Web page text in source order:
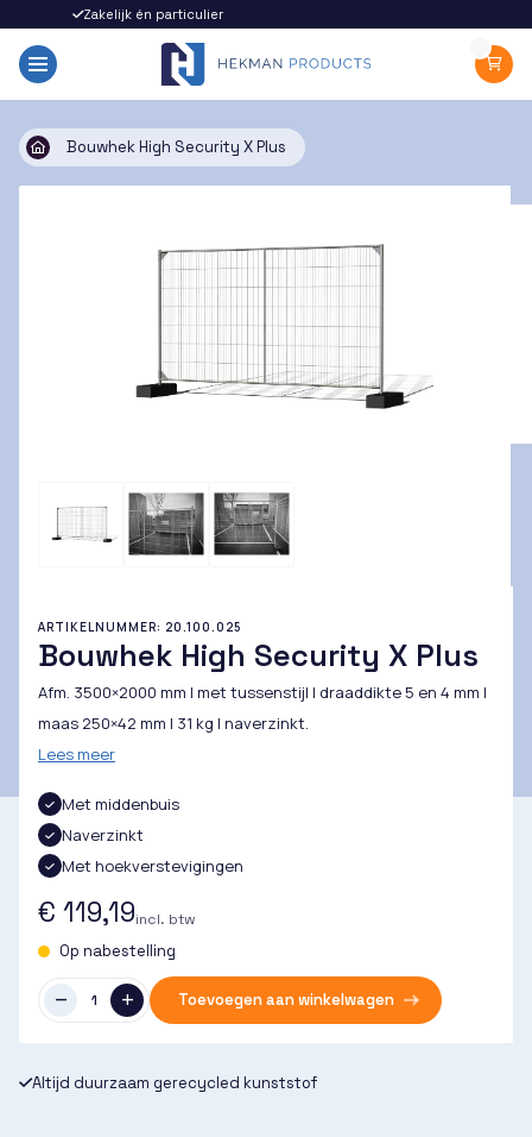
Zakelijk én particulier
Bouwhek High Security X Plus
ARTIKELNUMMER: 20.100.025
Bouwhek High Security X Plus
Afm. 3500×2000 mm | met tussenstijl | draaddikte 5 en 4 mm |
maas 250×42 mm | 31 kg | naverzinkt.
Lees meer
Met middenbuis
Naverzinkt
Met hoekverstevigingen
€ 119,19incl. btw
Op nabestelling
Toevoegen aan winkelwagen
Altijd duurzaam gerecycled kunststof